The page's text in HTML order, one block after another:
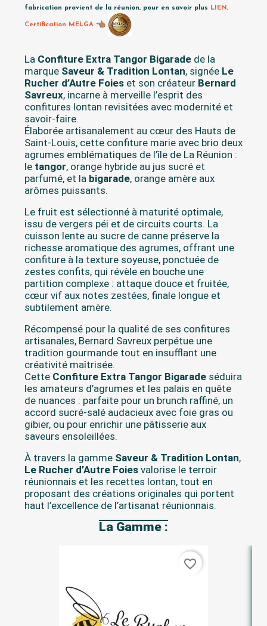
fabrication provient de la réunion, pour en savoir plus LIEN,
Certification MELGA
La Confiture Extra Tangor Bigarade de la
marque Saveur & Tradition Lontan, signée Le
Rucher d’Autre Foies et son créateur Bernard
Savreux, incarne à merveille l’esprit des
confitures lontan revisitées avec modernité et
savoir-faire.
Élaborée artisanalement au cœur des Hauts de
Saint-Louis, cette confiture marie avec brio deux
agrumes emblématiques de l’île de La Réunion :
le tangor, orange hybride au jus sucré et
parfumé, et la bigarade, orange amère aux
arômes puissants.
Le fruit est sélectionné à maturité optimale,
issu de vergers péi et de circuits courts. La
cuisson lente au sucre de canne préserve la
richesse aromatique des agrumes, offrant une
confiture à la texture soyeuse, ponctuée de
zestes confits, qui révèle en bouche une
partition complexe : attaque douce et fruitée,
cœur vif aux notes zestées, finale longue et
subtilement amère.
Récompensé pour la qualité de ses confitures
artisanales, Bernard Savreux perpétue une
tradition gourmande tout en insufflant une
créativité maîtrisée.
Cette Confiture Extra Tangor Bigarade séduira
les amateurs d’agrumes et les palais en quête
de nuances : parfaite pour un brunch raffiné, un
accord sucré-salé audacieux avec foie gras ou
gibier, ou pour enrichir une pâtisserie aux
saveurs ensoleillées.
À travers la gamme Saveur & Tradition Lontan,
Le Rucher d’Autre Foies valorise le terroir
réunionnais et les recettes lontan, tout en
proposant des créations originales qui portent
haut l’excellence de l’artisanat réunionnais.
La Gamme :
favorite_border